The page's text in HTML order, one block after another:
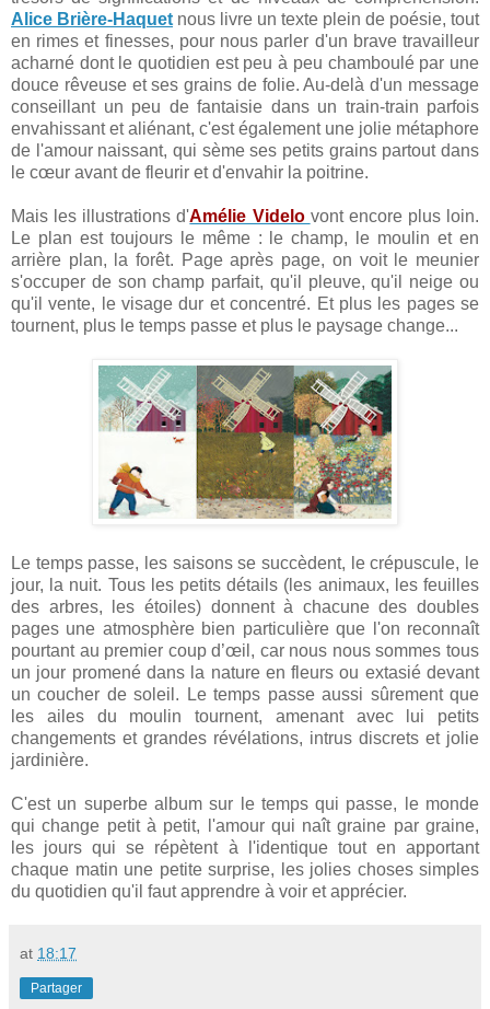
Alice Brière-Haquet nous livre un texte plein de poésie, tout
en rimes et finesses, pour nous parler d'un brave travailleur
acharné dont le quotidien est peu à peu chamboulé par une
douce rêveuse et ses grains de folie. Au-delà d'un message
conseillant un peu de fantaisie dans un train-train parfois
envahissant et aliénant, c'est également une jolie métaphore
de l'amour naissant, qui sème ses petits grains partout dans
le cœur avant de fleurir et d'envahir la poitrine.
Mais les illustrations d'Amélie Videlo vont encore plus loin.
Le plan est toujours le même : le champ, le moulin et en
arrière plan, la forêt. Page après page, on voit le meunier
s'occuper de son champ parfait, qu'il pleuve, qu'il neige ou
qu'il vente, le visage dur et concentré. Et plus les pages se
tournent, plus le temps passe et plus le paysage change...
Le temps passe, les saisons se succèdent, le crépuscule, le
jour, la nuit. Tous les petits détails (les animaux, les feuilles
des arbres, les étoiles) donnent à chacune des doubles
pages une atmosphère bien particulière que l'on reconnaît
pourtant au premier coup d’œil, car nous nous sommes tous
un jour promené dans la nature en fleurs ou extasié devant
un coucher de soleil. Le temps passe aussi sûrement que
les ailes du moulin tournent, amenant avec lui petits
changements et grandes révélations, intrus discrets et jolie
jardinière.
C'est un superbe album sur le temps qui passe, le monde
qui change petit à petit, l'amour qui naît graine par graine,
les jours qui se répètent à l'identique tout en apportant
chaque matin une petite surprise, les jolies choses simples
du quotidien qu'il faut apprendre à voir et apprécier.
at 18:17
Partager